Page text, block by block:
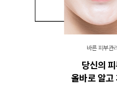
바른 피부관
당신의
올바로 알고